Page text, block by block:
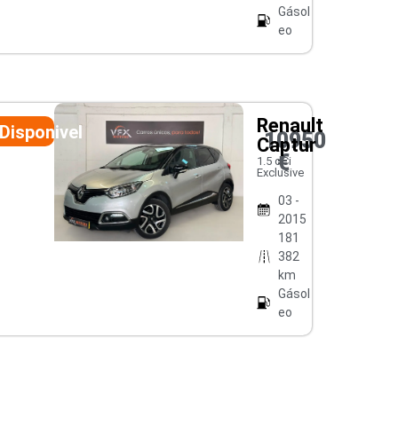
Gásol
eo
Disponivel
Renault
Captur
1.5 dCi
Exclusive
03 -
2015
181
382
km
Gásol
eo
10950
€